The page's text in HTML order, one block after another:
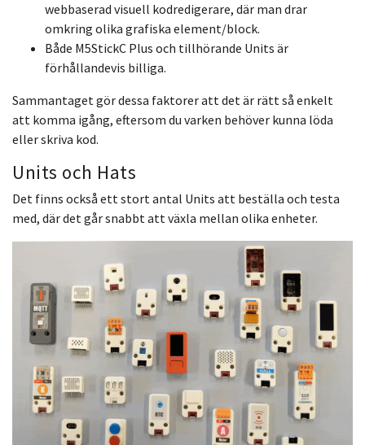
webbaserad visuell kodredigerare, där man drar
omkring olika grafiska element/block.
Både M5StickC Plus och tillhörande Units är
förhållandevis billiga.
Sammantaget gör dessa faktorer att det är rätt så enkelt
att komma igång, eftersom du varken behöver kunna löda
eller skriva kod.
Units och Hats
Det finns också ett stort antal Units att beställa och testa
med, där det går snabbt att växla mellan olika enheter.